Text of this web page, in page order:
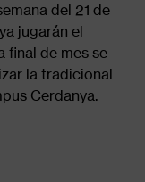
del 21 de
jugarán el
final de mes se
la tradicional
Cerdanya.